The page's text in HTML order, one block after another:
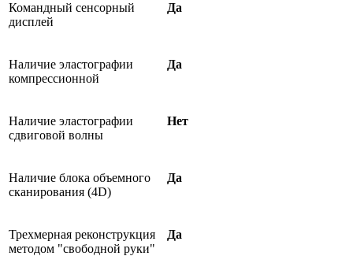
Командный сенсорный
дисплей
Да
Наличие эластографии
компрессионной
Да
Наличие эластографии
сдвиговой волны
Нет
Наличие блока объемного
сканирования (4D)
Да
Трехмерная реконструкция
методом "свободной руки"
Да